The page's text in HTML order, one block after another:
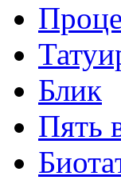
Блик
Пять